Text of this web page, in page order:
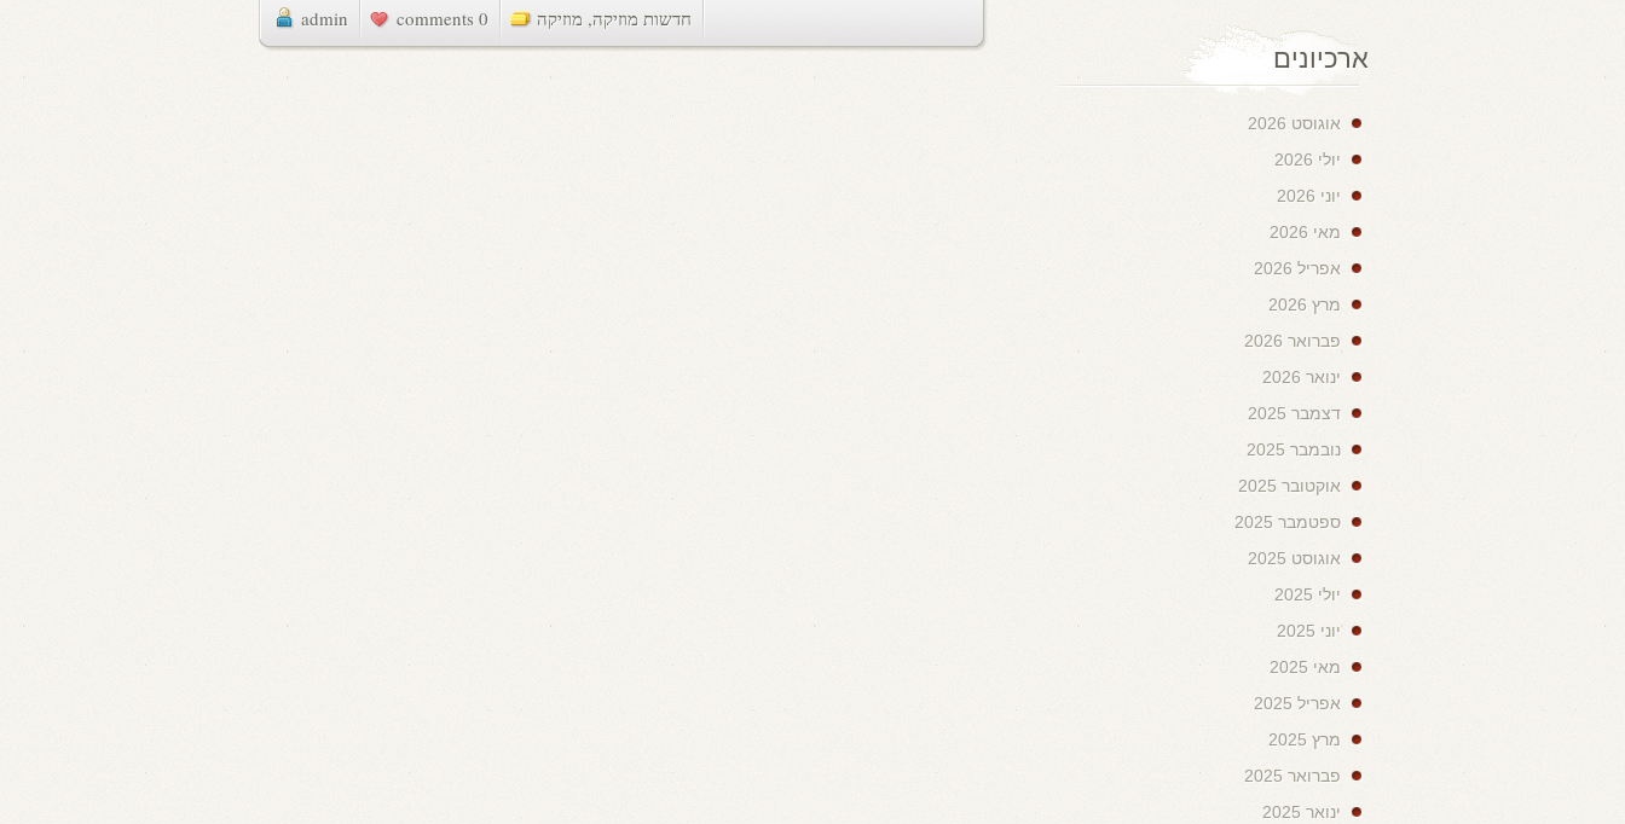
admin 0 comments חדשות מוזיקה, מוזיקה
ארכיונים
אוגוסט 2026
יולי 2026
יוני 2026
מאי 2026
אפריל 2026
מרץ 2026
פברואר 2026
ינואר 2026
דצמבר 2025
נובמבר 2025
אוקטובר 2025
ספטמבר 2025
אוגוסט 2025
יולי 2025
יוני 2025
מאי 2025
אפריל 2025
מרץ 2025
פברואר 2025
ינואר 2025